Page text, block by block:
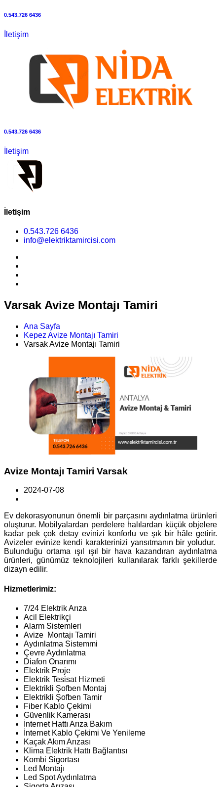
0.543.726 6436
İletişim
0.543.726 6436
İletişim
İletişim
0.543.726 6436
info@elektriktamircisi.com
Varsak Avize Montajı Tamiri
Ana Sayfa
Kepez Avize Montajı Tamiri
Varsak Avize Montajı Tamiri
Avize Montajı Tamiri Varsak
2024-07-08
Ev dekorasyonunun önemli bir parçasını aydınlatma ürünleri
oluşturur. Mobilyalardan perdelere halılardan küçük objelere
kadar pek çok detay evinizi konforlu ve şık bir hâle getirir.
Avizeler evinize kendi karakterinizi yansıtmanın bir yoludur.
Bulunduğu ortama ışıl ışıl bir hava kazandıran aydınlatma
ürünleri, günümüz teknolojileri kullanılarak farklı şekillerde
dizayn edilir.
Hizmetlerimiz:
7/24 Elektrik Arıza
Acil Elektrikçi
Alarm Sistemleri
Avize Montajı Tamiri
Aydınlatma Sistemmi
Çevre Aydınlatma
Diafon Onarımı
Elektrik Proje
Elektrik Tesisat Hizmeti
Elektrikli Şofben Montaj
Elektrikli Şofben Tamir
Fiber Kablo Çekimi
Güvenlik Kamerası
İnternet Hattı Arıza Bakım
İnternet Kablo Çekimi Ve Yenileme
Kaçak Akım Arızası
Klima Elektrik Hattı Bağlantısı
Kombi Sigortası
Led Montajı
Led Spot Aydınlatma